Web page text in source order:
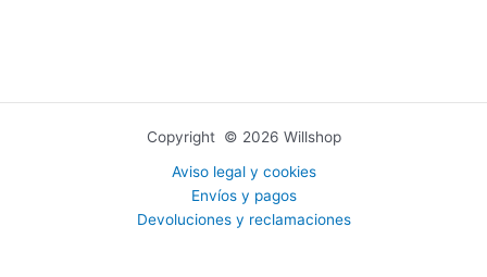
Copyright © 2026 Willshop
Aviso legal y cookies
Envíos y pagos
Devoluciones y reclamaciones